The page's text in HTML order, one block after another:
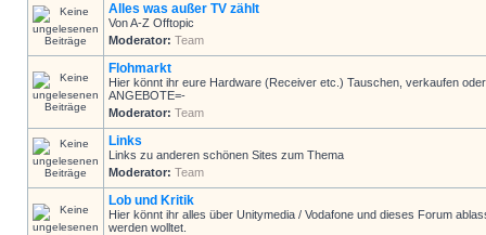
Alles was außer TV zählt
Von A-Z Offtopic
Moderator: Team
Flohmarkt
Hier könnt ihr eure Hardware (Receiver etc.) Tauschen, verkaufen
ANGEBOTE=-
Moderator: Team
Links
Links zu anderen schönen Sites zum Thema
Moderator: Team
Lob und Kritik
Hier könnt ihr alles über Unitymedia / Vodafone und dieses Forum
werden wolltet.